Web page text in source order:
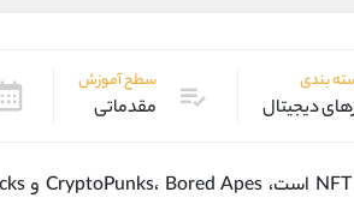
بندی
دیجیتال
سطح آموزش
مقدماتی